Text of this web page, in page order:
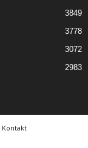
3849
3778
3072
2983
Kontakt